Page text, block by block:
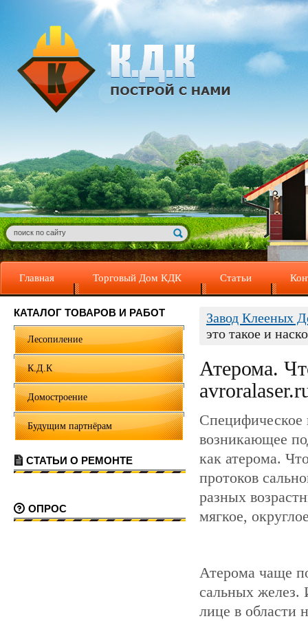
Главная Торговый Дом КДК Статьи
КАТАЛОГ ТОВАРОВ И РАБОТ
Лесопиление
К.Д.К
Домостроение
Будущим партнёрам
СТАТЬИ О РЕМОНТЕ
ОПРОС
Завод Клееных
это такое и
Атерома.
Специфическое
возникающее
как атерома.
протоков
разных
мягкое,
Атерома чаще
сальных желез.
лице в области